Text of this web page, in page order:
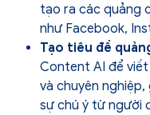
tạo ra các quảng
như Facebook,
Tạo tiêu đề
Content AI để
và chuyên
sự chú ý từ người